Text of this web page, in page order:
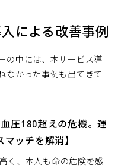
による改善事例
の中には、本サービス導
なかった事例も出てきて
圧180超えの危機。運
ッチを解消】
く、本人も命の危険を感